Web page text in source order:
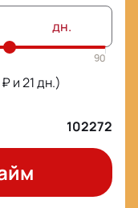
дн.
₽ и21дн.)
102272